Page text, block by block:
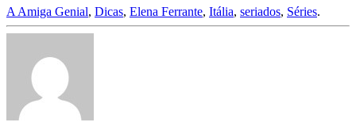
A Amiga Genial, Dicas, Elena Ferrante, Itália, seriados, Séries.